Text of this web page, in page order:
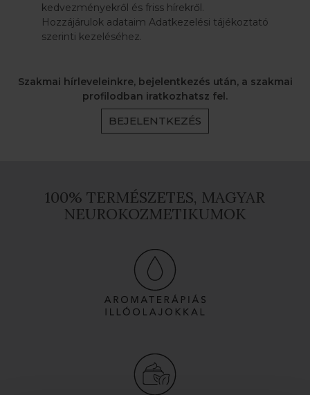
kedvezményekről és friss hírekről.
Hozzájárulok adataim Adatkezelési tájékoztató
szerinti kezeléséhez.
Szakmai hírleveleinkre, bejelentkezés után, a szakmai
profilodban iratkozhatsz fel.
BEJELENTKEZÉS
100% TERMÉSZETES, MAGYAR
NEUROKOZMETIKUMOK